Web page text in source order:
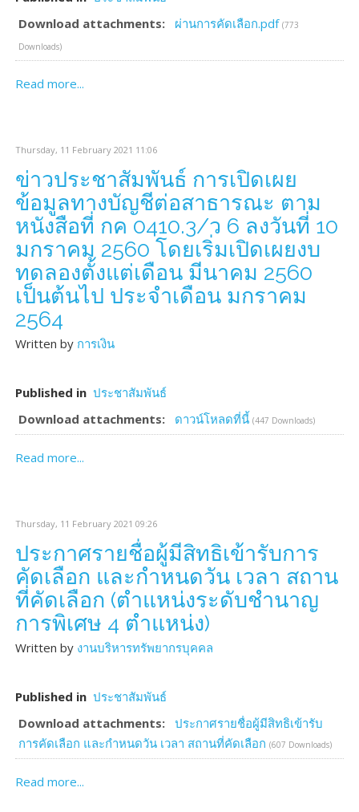
Download attachments:
ผ่านการคัดเลือก.pdf (773
Downloads)
Read more...
Thursday, 11 February 2021 11:06
ข่าวประชาสัมพันธ์ การเปิดเผย
ข้อมูลทางบัญชีต่อสาธารณะ ตาม
หนังสือที่ กค 0410.3/ว 6 ลงวันที่ 10
มกราคม 2560 โดยเริ่มเปิดเผยงบ
ทดลองตั้งแต่เดือน มีนาคม 2560
เป็นต้นไป ประจำเดือน มกราคม
2564
Written by การเงิน
Published in ประชาสัมพันธ์
Download attachments:
ดาวน์โหลดที่นี้ (447 Downloads)
Read more...
Thursday, 11 February 2021 09:26
ประกาศรายชื่อผู้มีสิทธิเข้ารับการ
คัดเลือก และกำหนดวัน เวลา สถาน
ที่คัดเลือก (ตำแหน่งระดับชำนาญ
การพิเศษ 4 ตำแหน่ง)
Written by งานบริหารทรัพยากรบุคคล
Published in ประชาสัมพันธ์
Download attachments: ประกาศรายชื่อผู้มีสิทธิเข้ารับ
การคัดเลือก และกำหนดวัน เวลา สถานที่คัดเลือก (607 Downloads)
Read more...